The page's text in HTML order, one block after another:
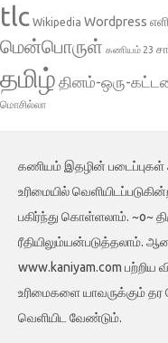
tlc Wikipedia Wordpress
மென்பொருள் கணியம் 23
தமிழ் தினம்-ஒரு-
மொசில்லா
கணியம் இதழின் படைப்புகள்
உரிமையில்
பகிர்ந்து கொள்ளலாம். ~o~
ரீதியிலும்யன்படுத்தலாம்.
www.kaniyam.com
உரிமைகளை யாவருக்கும் தர
வெளியிட வேண்டும்.